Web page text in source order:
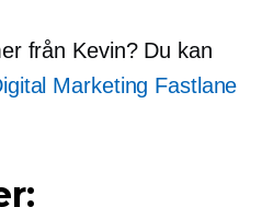
från Kevin? Du kan
Marketing Fastlane